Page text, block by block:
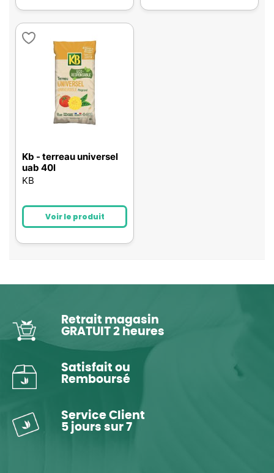
Kb - terreau universel
uab 40l
KB
Voir le produit
Retrait magasin
GRATUIT 2 heures
Satisfait ou
Remboursé
Service Client
5 jours sur 7